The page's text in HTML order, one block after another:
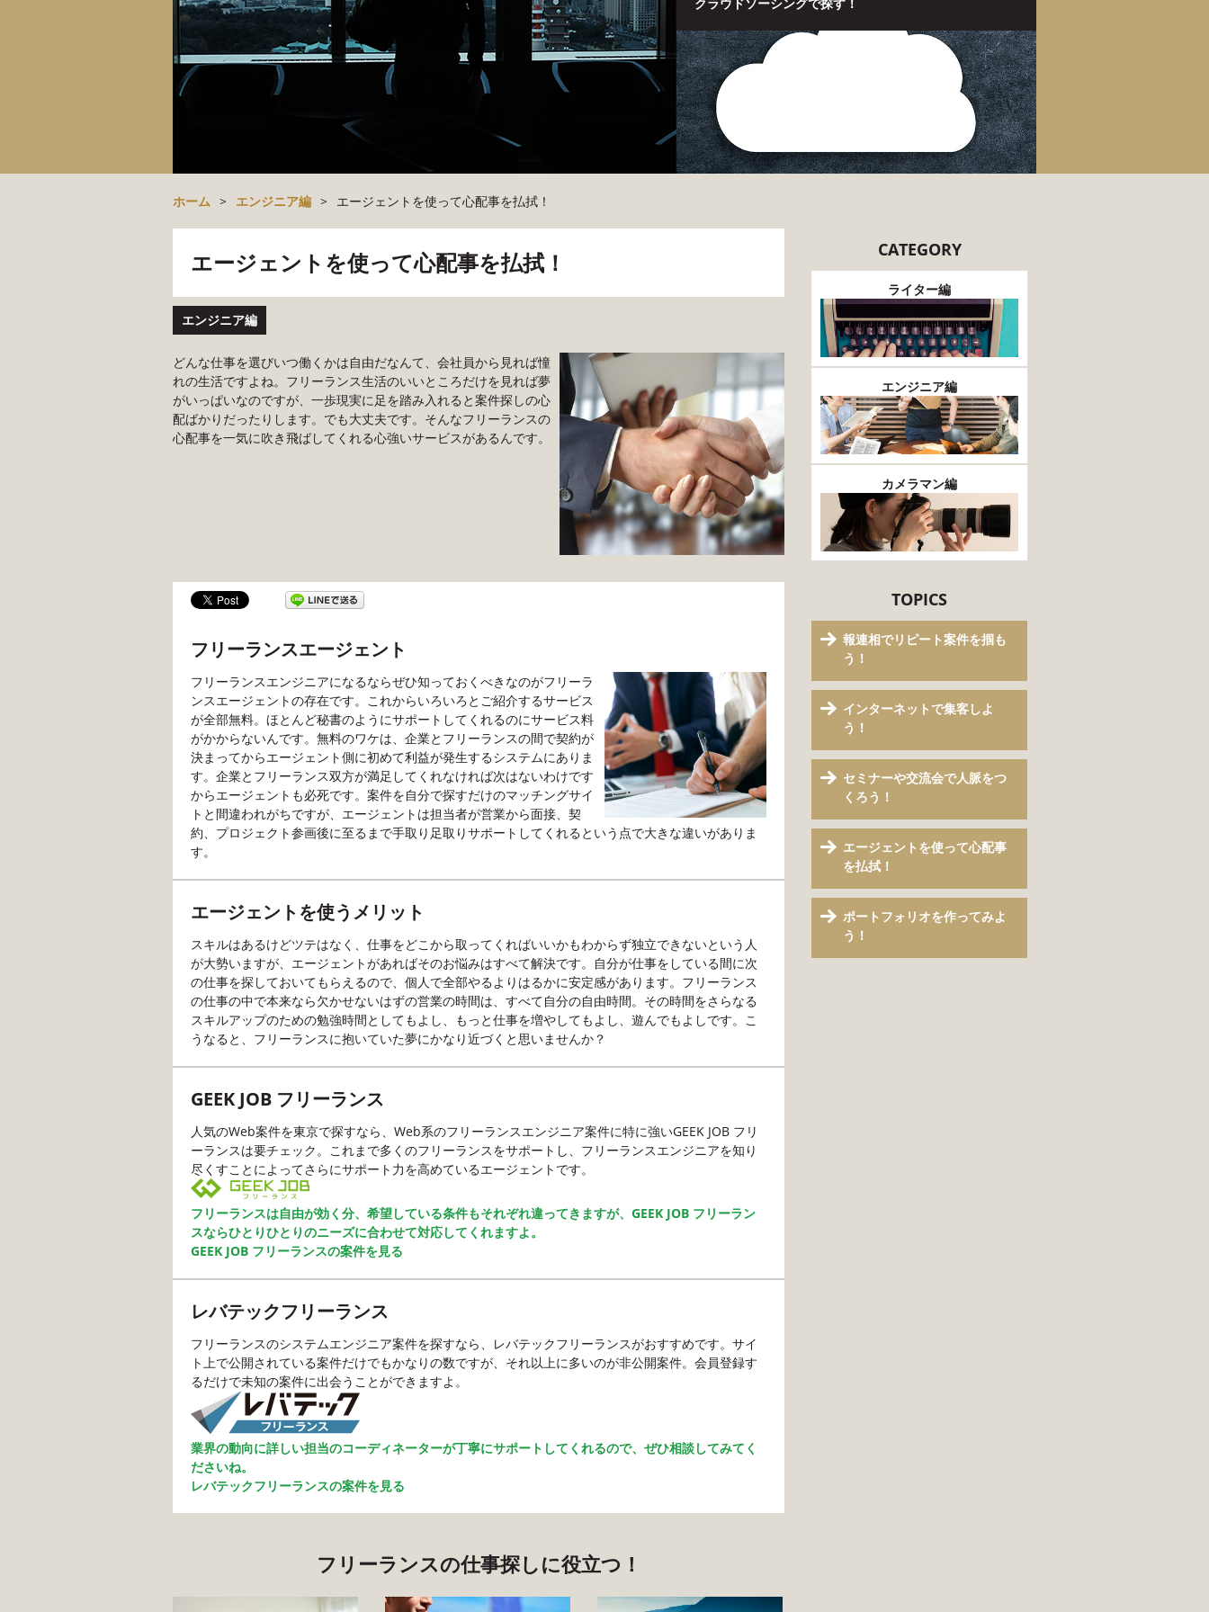
ホーム > エンジニア編 > エージェントを使って心配事を払拭！
エージェントを使って心配事を払拭！
エンジニア編
どんな仕事を選びいつ働くかは自由だなんて、会社員から見れば憧
れの生活ですよね。フリーランス生活のいいところだけを見れば夢
がいっぱいなのですが、一歩現実に足を踏み入れると案件探しの心
配ばかりだったりします。でも大丈夫です。そんなフリーランスの
心配事を一気に吹き飛ばしてくれる心強いサービスがあるんです。
フリーランスエージェント
フリーランスエンジニアになるならぜひ知っておくべきなのがフリーラ
ンスエージェントの存在です。これからいろいろとご紹介するサービス
が全部無料。ほとんど秘書のようにサポートしてくれるのにサービス料
がかからないんです。無料のワケは、企業とフリーランスの間で契約が
決まってからエージェント側に初めて利益が発生するシステムにありま
す。企業とフリーランス双方が満足してくれなければ次はないわけです
からエージェントも必死です。案件を自分で探すだけのマッチングサイ
トと間違われがちですが、エージェントは担当者が営業から面接、契
約、プロジェクト参画後に至るまで手取り足取りサポートしてくれるという点で大きな違いがありま
す。
エージェントを使うメリット
スキルはあるけどツテはなく、仕事をどこから取ってくればいいかもわからず独立できないという人
が大勢いますが、エージェントがあればそのお悩みはすべて解決です。自分が仕事をしている間に次
の仕事を探しておいてもらえるので、個人で全部やるよりはるかに安定感があります。フリーランス
の仕事の中で本来なら欠かせないはずの営業の時間は、すべて自分の自由時間。その時間をさらなる
スキルアップのための勉強時間としてもよし、もっと仕事を増やしてもよし、遊んでもよしです。こ
うなると、フリーランスに抱いていた夢にかなり近づくと思いませんか？
GEEK JOB フリーランス
人気のWeb案件を東京で探すなら、Web系のフリーランスエンジニア案件に特に強いGEEK JOB フリ
ーランスは要チェック。これまで多くのフリーランスをサポートし、フリーランスエンジニアを知り
尽くすことによってさらにサポート力を高めているエージェントです。
フリーランスは自由が効く分、希望している条件もそれぞれ違ってきますが、GEEK JOB フリーラン
スならひとりひとりのニーズに合わせて対応してくれますよ。
GEEK JOB フリーランスの案件を見る
レバテックフリーランス
フリーランスのシステムエンジニア案件を探すなら、レバテックフリーランスがおすすめです。サイ
ト上で公開されている案件だけでもかなりの数ですが、それ以上に多いのが非公開案件。会員登録す
るだけで未知の案件に出会うことができますよ。
業界の動向に詳しい担当のコーディネーターが丁寧にサポートしてくれるので、ぜひ相談してみてく
ださいね。
レバテックフリーランスの案件を見る
フリーランスの仕事探しに役立つ！
CATEGORY
ライター編
エンジニア編
カメラマン編
TOPICS
報連相でリピート案件を掴も
う！
インターネットで集客しよ
う！
セミナーや交流会で人脈をつ
くろう！
エージェントを使って心配事
を払拭！
ポートフォリオを作ってみよ
う！